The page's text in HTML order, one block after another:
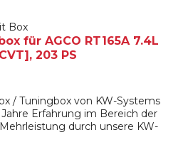
Box
für AGCO RT165A 7.4L
203 PS
/ Tuningbox von KW-Systems
Erfahrung im Bereich der
durch unsere KW-